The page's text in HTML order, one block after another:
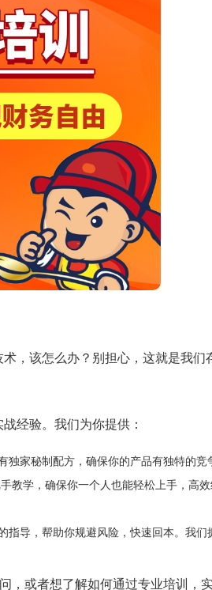
，该怎么办？别担心，这就是我们
经验。我们为你提供：
独家秘制配方，确保你的产品有独特的竞
教学，确保你一个人也能轻松上手，高
指导，帮助你规避风险，快速回本。我们
，或者想了解如何通过专业培训，